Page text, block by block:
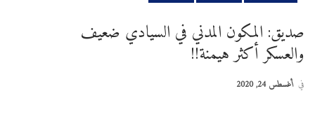
صديق: المكون المدني في السيادي ضعيف
والعسكر أكثر هيمنة!!
في أغسطس 24, 2020